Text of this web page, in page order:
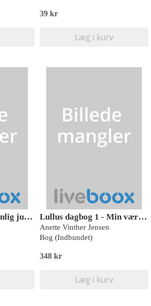
39 kr
Læg i kurv
Lullus dagbog 2 - Pinlig jul - med drenge!, Rød læseklub Lullus dagbog 1 - Min værste ferie - med drenge!, Rød Læseklub
Anette Vinther Jensen
Bog (Indbundet)
348 kr
Læg i kurv